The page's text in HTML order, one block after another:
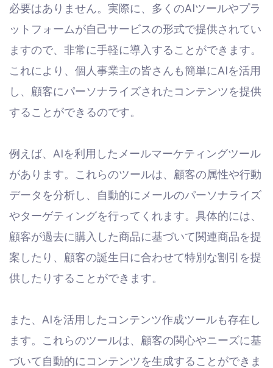
必要はありません。実際に、多くのAIツールやプラ
ットフォームが自己サービスの形式で提供されてい
ますので、非常に手軽に導入することができます。
これにより、個人事業主の皆さんも簡単にAIを活用
し、顧客にパーソナライズされたコンテンツを提供
することができるのです。
例えば、AIを利用したメールマーケティングツール
があります。これらのツールは、顧客の属性や行動
データを分析し、自動的にメールのパーソナライズ
やターゲティングを行ってくれます。具体的には、
顧客が過去に購入した商品に基づいて関連商品を提
案したり、顧客の誕生日に合わせて特別な割引を提
供したりすることができます。
また、AIを活用したコンテンツ作成ツールも存在し
ます。これらのツールは、顧客の関心やニーズに基
づいて自動的にコンテンツを生成することができま